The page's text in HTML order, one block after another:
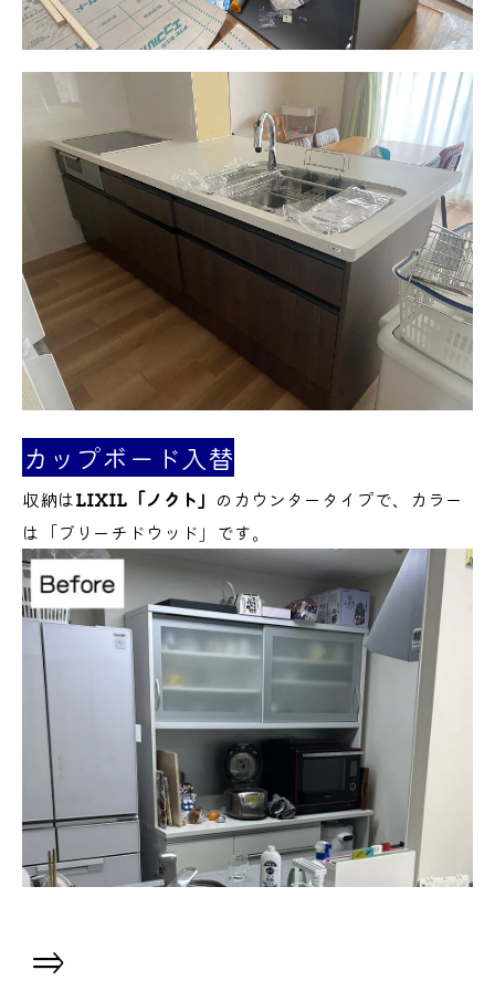
カップボード入替
収納はLIXIL「ノクト」 のカウンタータイプで、カラー
は「ブリーチドウッド」です。
⇒